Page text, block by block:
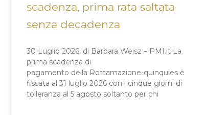
scadenza, prima rata saltata
senza decadenza
30 Luglio 2026, di Barbara Weisz – PMI.it La
prima scadenza di
pagamento della Rottamazione-quinquies è
fissata al 31 luglio 2026 con i cinque giorni di
tolleranza al 5 agosto soltanto per chi